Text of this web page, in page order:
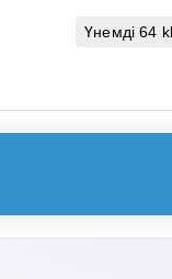
Үнемді 64